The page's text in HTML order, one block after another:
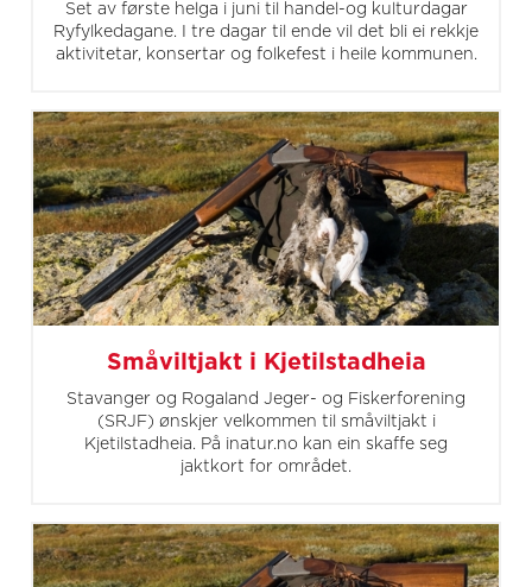
Set av første helga i juni til handel-og kulturdagar
Ryfylkedagane. I tre dagar til ende vil det bli ei rekkje
aktivitetar, konsertar og folkefest i heile kommunen.
Småviltjakt i Kjetilstadheia
Stavanger og Rogaland Jeger- og Fiskerforening
(SRJF) ønskjer velkommen til småviltjakt i
Kjetilstadheia. På inatur.no kan ein skaffe seg
jaktkort for området.